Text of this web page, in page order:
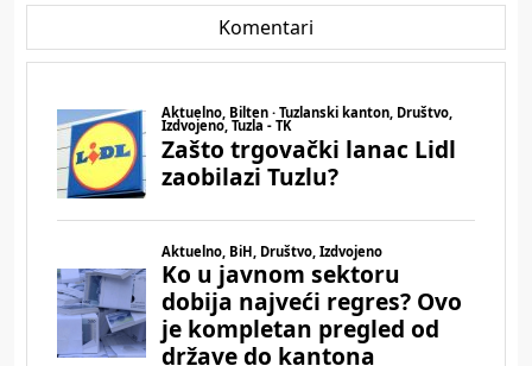
Komentari